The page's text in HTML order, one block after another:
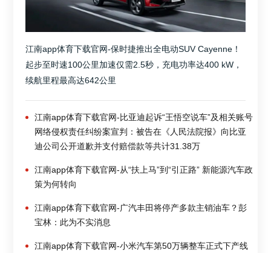
江南app体育下载官网-保时捷推出全电动SUV Cayenne！
起步至时速100公里加速仅需2.5秒，充电功率达400 kW，
续航里程最高达642公里
江南app体育下载官网-比亚迪起诉“王悟空说车”及相关账号
网络侵权责任纠纷案宣判：被告在《人民法院报》向比亚
迪公司公开道歉并支付赔偿款等共计31.38万
江南app体育下载官网-从“扶上马”到“引正路” 新能源汽车政
策为何转向
江南app体育下载官网-广汽丰田将停产多款主销油车？彭
宝林：此为不实消息
江南app体育下载官网-小米汽车第50万辆整车正式下产线